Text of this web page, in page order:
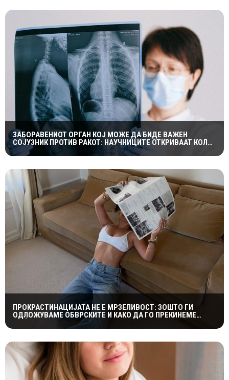
ЗАБОРАВЕНИОТ ОРГАН КОЈ МОЖЕ ДА БИДЕ ВАЖЕН
СОЈУЗНИК ПРОТИВ РАКОТ: НАУЧНИЦИТЕ ОТКРИВААТ КОЛКУ
Е ЗНАЧАЕН ТИМУСОТ
ПРОКРАСТИНАЦИЈАТА НЕ Е МРЗЕЛИВОСТ: ЗОШТО ГИ
ОДЛОЖУВАМЕ ОБВРСКИТЕ И КАКО ДА ГО ПРЕКИНЕМЕ
МАЃЕПСАНИОТ КРУГ